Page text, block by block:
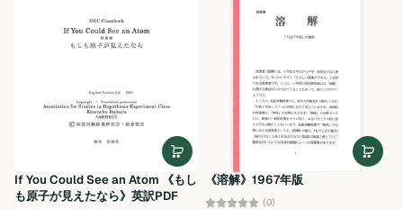
If You Could See an Atom 《もし
も原子が見えたなら》英訳PDF
《溶解》1967年版
(0)